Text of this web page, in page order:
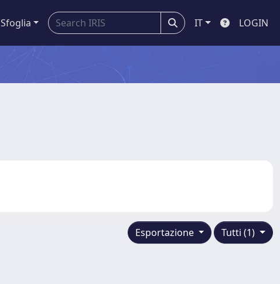
Sfoglia IT LOGIN
Tutti (1)
Esportazione